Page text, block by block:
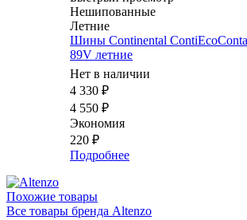
Нешипованные
Летние
Шины Continental
89V летние
Нет в наличии
4 330 ₽
4 550 ₽
Экономия
220 ₽
Подробнее
Похожие товары
Все товары бренда Altenzo